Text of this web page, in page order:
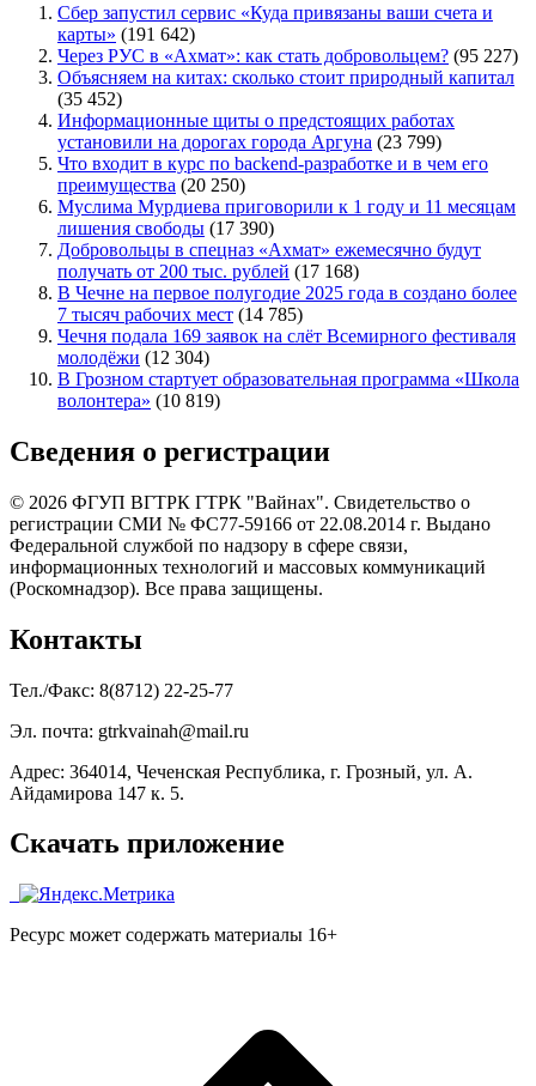
Сбер запустил сервис «Куда привязаны ваши счета и
карты» (191 642)
Через РУС в «Ахмат»: как стать добровольцем? (95 227)
Объясняем на китах: сколько стоит природный капитал
(35 452)
Информационные щиты о предстоящих работах
установили на дорогах города Аргуна (23 799)
Что входит в курс по backend-разработке и в чем его
преимущества (20 250)
Муслима Мурдиева приговорили к 1 году и 11 месяцам
лишения свободы (17 390)
Добровольцы в спецназ «Ахмат» ежемесячно будут
получать от 200 тыс. рублей (17 168)
В Чечне на первое полугодие 2025 года в создано более
7 тысяч рабочих мест (14 785)
Чечня подала 169 заявок на слёт Всемирного фестиваля
молодёжи (12 304)
В Грозном стартует образовательная программа «Школа
волонтера» (10 819)
Сведения о регистрации
© 2026 ФГУП ВГТРК ГТРК "Вайнах". Свидетельство о
регистрации СМИ № ФС77-59166 от 22.08.2014 г. Выдано
Федеральной службой по надзору в сфере связи,
информационных технологий и массовых коммуникаций
(Роскомнадзор). Все права защищены.
Контакты
Тел./Факс: 8(8712) 22-25-77
Эл. почта: gtrkvainah@mail.ru
Адрес: 364014, Чеченская Республика, г. Грозный, ул. А.
Айдамирова 147 к. 5.
Скачать приложение
Ресурс может содержать материалы 16+